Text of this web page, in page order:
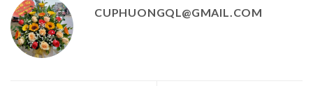
CUPHUONGQL@GMAIL.COM